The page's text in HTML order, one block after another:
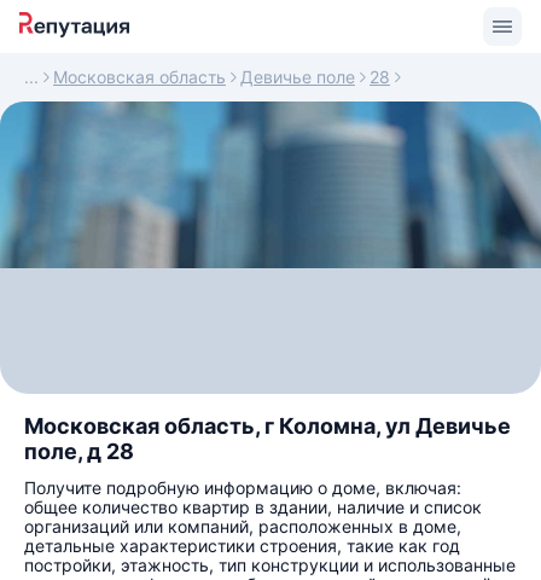
Московская область Девичье поле 28
Московская область, г Коломна, ул Девичье
поле, д 28
Получите подробную информацию о доме, включая:
общее количество квартир в здании, наличие и список
организаций или компаний, расположенных в доме,
детальные характеристики строения, такие как год
постройки, этажность, тип конструкции и использованные